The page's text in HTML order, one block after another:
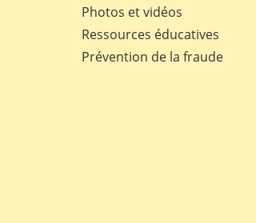
Photos et vidéos
Ressources éducatives
Prévention de la fraude